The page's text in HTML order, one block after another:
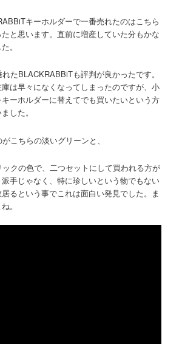
キーホルダーで一番売れたのはこちら
と思います。直前に増産していた分もかな
。
たBLACKRABBiTも評判が良かったです。
は早々になくなってしまったのですが、小
ーホルダーに替えてでも買いたいという方
した。
こちらの淡いグリーンと、
クの色で、二つセットにして買われる方が
手じゃなく、特に珍しいという物でもない
るという事でこれは面白い発見でした。ま
。